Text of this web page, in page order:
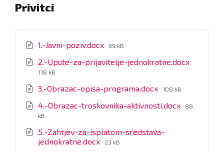
Privitci
1.-Javni-poziv.docx File
99 kB
2.-Upute-za-prijavitelje-jednokratne.docx
118 kB
3.-Obrazac-opisa-programa.docx File
108 kB
4.-Obrazac-troskovnika-aktivnosti.docx File
88
kB
5.-Zahtjev-za-isplatom-sredstava-
jednokratne.docx File
23 kB